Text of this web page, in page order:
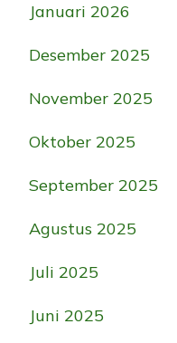
Januari 2026
Desember 2025
November 2025
Oktober 2025
September 2025
Agustus 2025
Juli 2025
Juni 2025